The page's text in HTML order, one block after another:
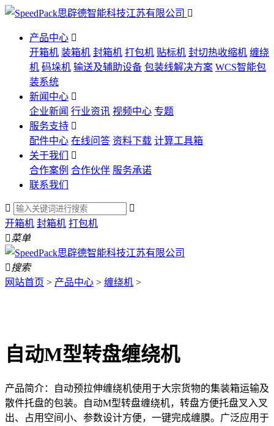

产品中心 
开箱机 装箱机 封箱机 打包机 贴标机 封切热收缩机 缠绕
机 码垛机 输送及辅助设备 包装线解决方案 WCS智能包
装系统
新闻中心 
企业新闻 行业资讯 视频中心 专题
服务支持 
配件中心 在线问答 资料下载 计算工具箱
关于我们

合作案例 合作伙伴 服务承诺
联系我们


开箱机 封箱机 打包机
菜单
搜索
网站首页 > 产品中心 > 缠绕机 >
自动M型转盘缠绕机
产品简介：
自动预拉伸缠绕机使用于大宗货物的集装箱运输及
散件托盘的包装。自动M型转盘缠绕机，转盘方便托盘叉入叉
出、占用空间小、参数设计方便，一键完成缠膜。广泛应用于